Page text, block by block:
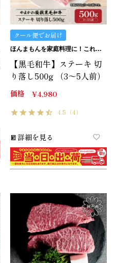
クール便でお届け
ほんまもんを家庭料理に！これぞ、万能！切り落しシリーズ。
【黒毛和牛】ステーキ 切
り落し500g （3～5人前）
価格 ¥4,980
4.5 （4）
詳細を見る